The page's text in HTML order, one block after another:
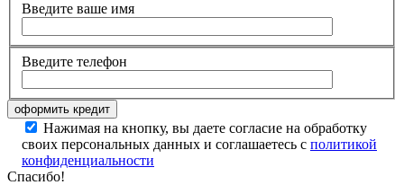
Введите ваше имя
Введите телефон
Нажимая на кнопку, вы даете согласие на обработку
своих персональных данных и соглашаетесь с политикой
конфиденциальности
Спасибо!